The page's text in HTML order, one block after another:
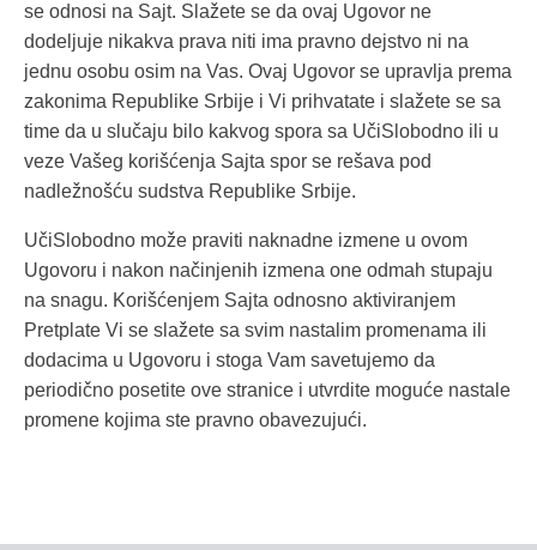
se odnosi na Sajt. Slažete se da ovaj Ugovor ne
dodeljuje nikakva prava niti ima pravno dejstvo ni na
jednu osobu osim na Vas. Ovaj Ugovor se upravlja prema
zakonima Republike Srbije i Vi prihvatate i slažete se sa
time da u slučaju bilo kakvog spora sa UčiSlobodno ili u
veze Vašeg korišćenja Sajta spor se rešava pod
nadležnošću sudstva Republike Srbije.
UčiSlobodno može praviti naknadne izmene u ovom
Ugovoru i nakon načinjenih izmena one odmah stupaju
na snagu. Korišćenjem Sajta odnosno aktiviranjem
Pretplate Vi se slažete sa svim nastalim promenama ili
dodacima u Ugovoru i stoga Vam savetujemo da
periodično posetite ove stranice i utvrdite moguće nastale
promene kojima ste pravno obavezujući.